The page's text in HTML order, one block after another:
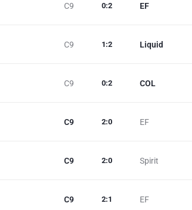
C9 EF
0:2
C9 Liquid
1 :2
C9 COL
0:2
C9 EF
2:0
C9 Spirit
2:0
C9 EF
2:1